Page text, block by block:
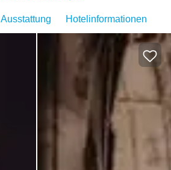
Ausstattung Hotelinformationen